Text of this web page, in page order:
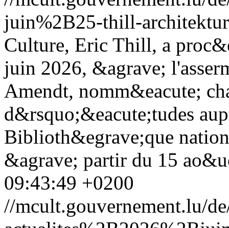
juin%2B25-thill-
Culture, Eric Thill, a
juin 2026, &agrave;
Amendt, nomm&eacute;
d&rsquo;&eacute;tudes
Biblioth&egrave;que
&agrave; partir du 15
09:43:49 +0200
//mcult.gouvernement.lu/